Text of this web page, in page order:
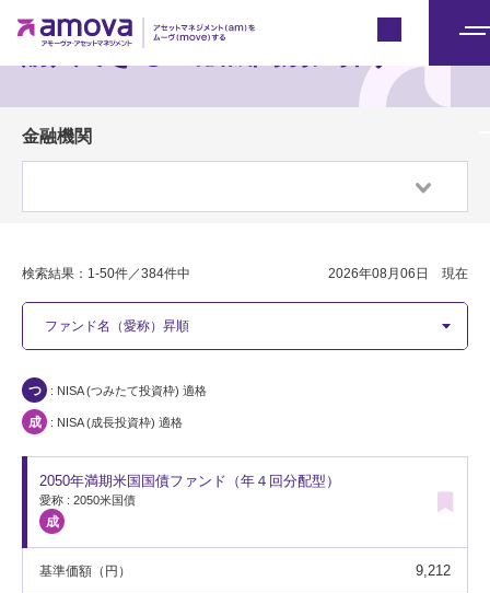
ュ
購入できる金融機関別に探す
金融機関
検索結果： 1-50件／384件中 2026年08月06日 現在
2050年満期米国国債ファンド（年４回分配型）
愛称 : 2050米国債
基準価額 （円） 9,212